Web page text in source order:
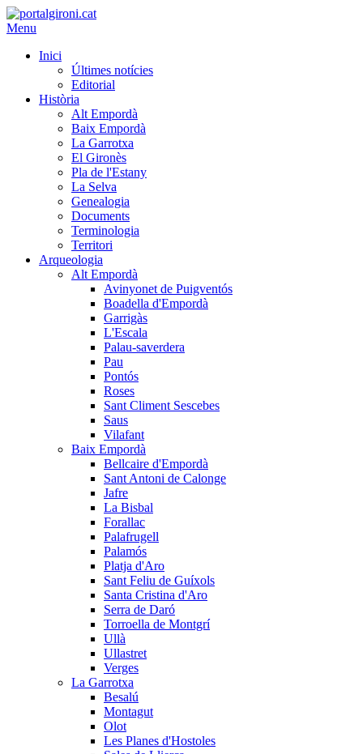
Menu
Inici
Últimes notícies
Editorial
Història
Alt Empordà
Baix Empordà
La Garrotxa
El Gironès
Pla de l'Estany
La Selva
Genealogia
Documents
Terminologia
Territori
Arqueologia
Alt Empordà
Avinyonet de Puigventós
Boadella d'Empordà
Garrigàs
L'Escala
Palau-saverdera
Pau
Pontós
Roses
Sant Climent Sescebes
Saus
Vilafant
Baix Empordà
Bellcaire d'Empordà
Sant Antoni de Calonge
Jafre
La Bisbal
Forallac
Palafrugell
Palamós
Platja d'Aro
Sant Feliu de Guíxols
Santa Cristina d'Aro
Serra de Daró
Torroella de Montgrí
Ullà
Ullastret
Verges
La Garrotxa
Besalú
Montagut
Olot
Les Planes d'Hostoles